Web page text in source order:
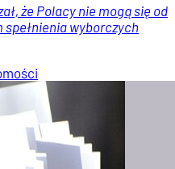
że Polacy nie mogą się od
wyborczych